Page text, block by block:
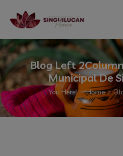
Blog Left
Municipal De
You Here! Home